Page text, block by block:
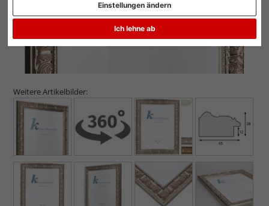
Ich lehne ab
Einstellungen ändern
Weitere Artikelbilder: